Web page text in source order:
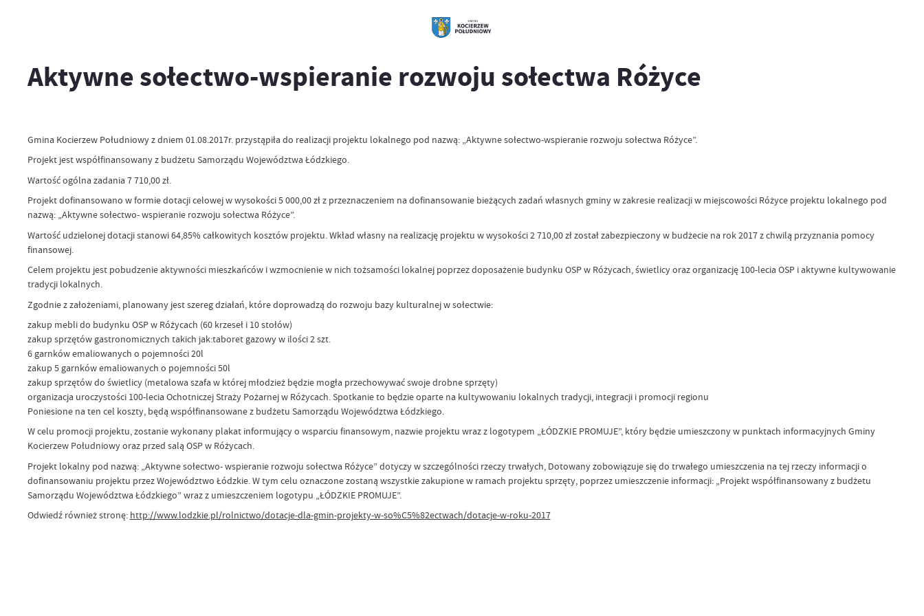
Aktywne sołectwo-wspieranie rozwoju sołectwa Różyce
Gmina Kocierzew Południowy z dniem 01.08.2017r. przystąpiła do realizacji projektu lokalnego pod nazwą: „Aktywne sołectwo-wspieranie rozwoju sołectwa Różyce”.
Projekt jest współfinansowany z budżetu Samorządu Województwa Łódzkiego.
Wartość ogólna zadania 7 710,00 zł.
Projekt dofinansowano w formie dotacji celowej w wysokości 5 000,00 zł z przeznaczeniem na dofinansowanie bieżących zadań własnych gminy w zakresie realizacji w miejscowości Różyce projektu lokalnego pod
nazwą: „Aktywne sołectwo- wspieranie rozwoju sołectwa Różyce”.
Wartość udzielonej dotacji stanowi 64,85% całkowitych kosztów projektu. Wkład własny na realizację projektu w wysokości 2 710,00 zł został zabezpieczony w budżecie na rok 2017 z chwilą przyznania pomocy
finansowej.
Celem projektu jest pobudzenie aktywności mieszkańców i wzmocnienie w nich tożsamości lokalnej poprzez doposażenie budynku OSP w Różycach, świetlicy oraz organizację 100-lecia OSP i aktywne kultywowanie
tradycji lokalnych.
Zgodnie z założeniami, planowany jest szereg działań, które doprowadzą do rozwoju bazy kulturalnej w sołectwie:
zakup mebli do budynku OSP w Różycach (60 krzeseł i 10 stołów)
zakup sprzętów gastronomicznych takich jak:taboret gazowy w ilości 2 szt.
6 garnków emaliowanych o pojemności 20l
zakup 5 garnków emaliowanych o pojemności 50l
zakup sprzętów do świetlicy (metalowa szafa w której młodzież będzie mogła przechowywać swoje drobne sprzęty)
organizacja uroczystości 100-lecia Ochotniczej Straży Pożarnej w Różycach. Spotkanie to będzie oparte na kultywowaniu lokalnych tradycji, integracji i promocji regionu
Poniesione na ten cel koszty, będą współfinansowane z budżetu Samorządu Województwa Łódzkiego.
W celu promocji projektu, zostanie wykonany plakat informujący o wsparciu finansowym, nazwie projektu wraz z logotypem „ŁÓDZKIE PROMUJE”, który będzie umieszczony w punktach informacyjnych Gminy
Kocierzew Południowy oraz przed salą OSP w Różycach.
Projekt lokalny pod nazwą: „Aktywne sołectwo- wspieranie rozwoju sołectwa Różyce” dotyczy w szczególności rzeczy trwałych, Dotowany zobowiązuje się do trwałego umieszczenia na tej rzeczy informacji o
dofinansowaniu projektu przez Województwo Łódzkie. W tym celu oznaczone zostaną wszystkie zakupione w ramach projektu sprzęty, poprzez umieszczenie informacji: „Projekt współfinansowany z budżetu
Samorządu Województwa Łódzkiego” wraz z umieszczeniem logotypu „ŁÓDZKIE PROMUJE”.
Odwiedź również stronę: http://www.lodzkie.pl/rolnictwo/dotacje-dla-gmin-projekty-w-so%C5%82ectwach/dotacje-w-roku-2017